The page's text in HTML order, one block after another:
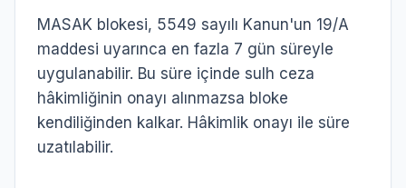
MASAK blokesi, 5549 sayılı Kanun'un 19/A
maddesi uyarınca en fazla 7 gün süreyle
uygulanabilir. Bu süre içinde sulh ceza
hâkimliğinin onayı alınmazsa bloke
kendiliğinden kalkar. Hâkimlik onayı ile süre
uzatılabilir.